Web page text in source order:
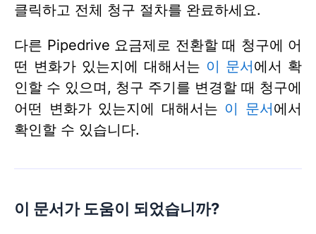
클릭하고 전체 청구 절차를 완료하세요.
다른 Pipedrive 요금제로 전환할 때 청구에 어
떤 변화가 있는지에 대해서는 이 문서에서 확
인할 수 있으며, 청구 주기를 변경할 때 청구에
어떤 변화가 있는지에 대해서는 이 문서에서
확인할 수 있습니다.
이 문서가 도움이 되었습니까?